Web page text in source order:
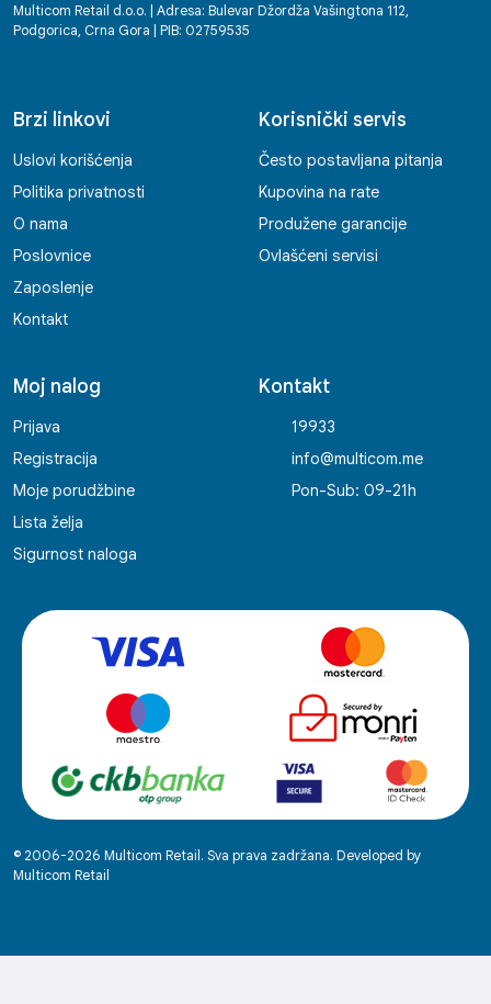
Multicom Retail d.o.o. | Adresa: Bulevar Džordža Vašingtona 112,
Podgorica, Crna Gora | PIB: 02759535
Brzi linkovi
Uslovi korišćenja
Politika privatnosti
O nama
Poslovnice
Zaposlenje
Kontakt
Korisnički servis
Često postavljana pitanja
Kupovina na rate
Produžene garancije
Ovlašćeni servisi
Moj nalog
Prijava
Registracija
Moje porudžbine
Lista želja
Sigurnost naloga
Kontakt
19933
info@multicom.me
Pon-Sub: 09-21h
© 2006-2026 Multicom Retail. Sva prava zadržana. Developed by
Multicom Retail